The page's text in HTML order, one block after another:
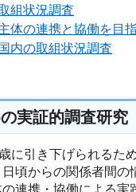
組状況調査
の連携と協働を目
内の取組状況調査
実証的調査研究
引き下げられるた
頃からの関係者間
連携・協働による